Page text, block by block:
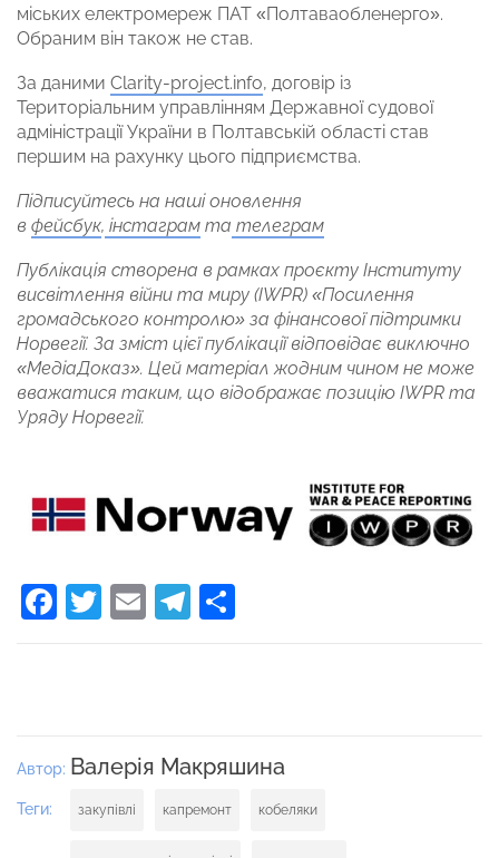
міських електромереж ПАТ «Полтаваобленерго».
Обраним він також не став.
За даними Clarity-project.info, договір із
Територіальним управлінням Державної судової
адміністрації України в Полтавській області став
першим на рахунку цього підприємства.
Підписуйтесь на наші оновлення
в фейсбук, інстаграм та телеграм
Публікація створена в рамках проєкту Інституту
висвітлення війни та миру (IWPR) «Посилення
громадського контролю» за фінансової підтримки
Норвегії. За зміст цієї публікації відповідає виключно
«МедіаДоказ». Цей матеріал жодним чином не може
вважатися таким, що відображає позицію IWPR та
Уряду Норвегії.
Facebook
Twitter
EmailTelegram
Автор: Валерія Макряшина
Теги: закупівлі капремонт кобеляки